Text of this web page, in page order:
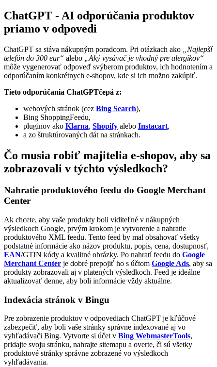
ChatGPT - AI odporúčania produktov
priamo v odpovedi
ChatGPT sa stáva nákupným poradcom. Pri otázkach ako
„Najlepší
telefón do 300 eur“ alebo
„Aký vysávač je vhodný pre alergikov“
môže vygenerovať odpoveď svýberom produktov, ich hodnotením a
odporúčaním konkrétnych e-shopov, kde si ich možno zakúpiť.
Tieto odporúčania ChatGPTčepá z:
webových stránok (cez Bing Search),
Bing ShoppingFeedu,
pluginov ako Klarna, Shopify alebo Instacart,
a zo štruktúrovaných dát na stránkach.
Čo musia robiť majitelia e-shopov, aby sa
zobrazovali v týchto výsledkoch?
Nahratie produktového feedu do Google Merchant
Center
Ak chcete, aby vaše produkty boli viditeľné v nákupných
výsledkoch Google, prvým krokom je vytvorenie a nahratie
produktového XML feedu. Tento feed by mal obsahovať všetky
podstatné informácie ako názov produktu, popis, cena, dostupnosť,
EAN/GTIN kódy a kvalitné obrázky. Po nahratí feedu do Google
Merchant Center je dobré prepojiť ho s účtom Google Ads, aby sa
produkty zobrazovali aj v platených výsledkoch. Feed je ideálne
aktualizovať denne, aby boli informácie vždy aktuálne.
Indexácia stránok v Bingu
Pre zobrazenie produktov v odpovediach ChatGPT je kľúčové
zabezpečiť, aby boli vaše stránky správne indexované aj vo
vyhľadávači Bing. Vytvorte si účet v Bing WebmasterTools,
pridajte svoju stránku, nahrajte sitemapu a overte, či sú všetky
produktové stránky správne zobrazené vo výsledkoch
vyhľadávania.